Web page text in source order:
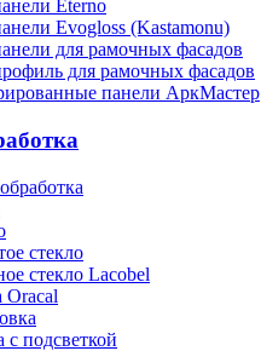
Eterno
Evogloss (Kastamonu)
для рамочных фасадов
для рамочных фасадов
панели АркМастер
стекло
стекло Lacobel
Oracal
с подсветкой